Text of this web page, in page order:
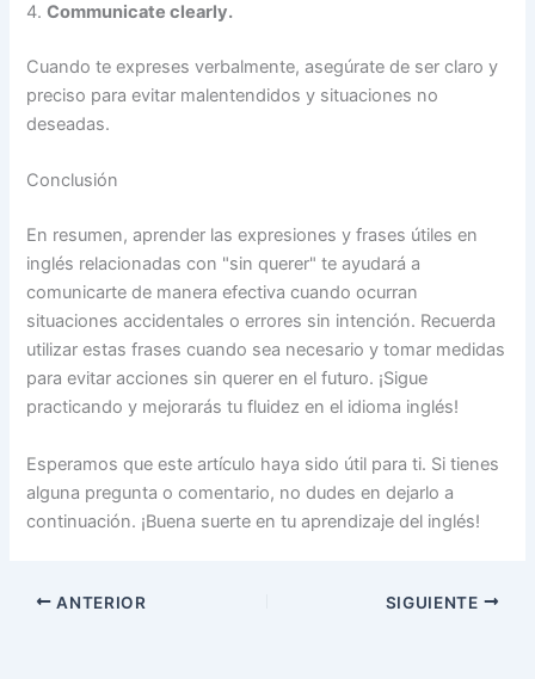
4.Communicate clearly.
Cuando te expreses verbalmente, asegúrate de ser claro y
preciso para evitar malentendidos y situaciones no
deseadas.
Conclusión
En resumen, aprender las expresiones y frases útiles en
inglés relacionadas con "sin querer" te ayudará a
comunicarte de manera efectiva cuando ocurran
situaciones accidentales o errores sin intención. Recuerda
utilizar estas frases cuando sea necesario y tomar medidas
para evitar acciones sin querer en el futuro. ¡Sigue
practicando y mejorarás tu fluidez en el idioma inglés!
Esperamos que este artículo haya sido útil para ti. Si tienes
alguna pregunta o comentario, no dudes en dejarlo a
continuación. ¡Buena suerte en tu aprendizaje del inglés!
ANTERIOR SIGUIENTE